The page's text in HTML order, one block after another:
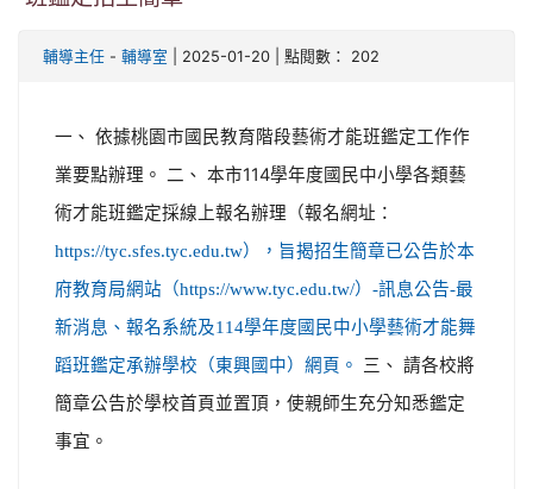
輔導主任 - 輔導室 | 2025-01-20 | 點閱數： 202
一、 依據桃園市國民教育階段藝術才能班鑑定工作作
業要點辦理。 二、 本市114學年度國民中小學各類藝
術才能班鑑定採線上報名辦理（報名網址：
https://tyc.sfes.tyc.edu.tw），旨揭招生簡章已公告於本
府教育局網站（https://www.tyc.edu.tw/）-訊息公告-最
新消息、報名系統及114學年度國民中小學藝術才能舞
蹈班鑑定承辦學校（東興國中）網頁。
三、 請各校將
簡章公告於學校首頁並置頂，使親師生充分知悉鑑定
事宜。